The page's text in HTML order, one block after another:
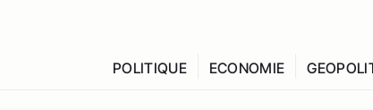
POLITIQUE ECONOMIE